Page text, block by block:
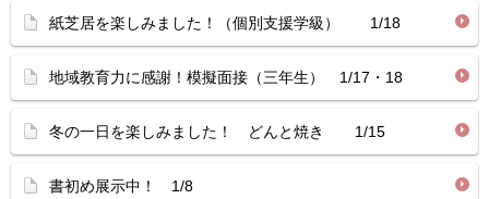
紙芝居を楽しみました！（個別支援学級） 1/18
地域教育力に感謝！模擬面接（三年生） 1/17・18
冬の一日を楽しみました！ どんと焼き 1/15
書初め展示中！ 1/8